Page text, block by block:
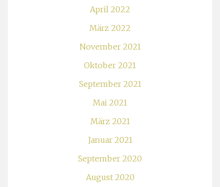
April 2022
März 2022
November 2021
Oktober 2021
September 2021
Mai 2021
März 2021
Januar 2021
September 2020
August 2020